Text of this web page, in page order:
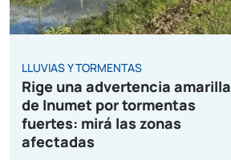
LLUVIAS Y TORMENTAS
Rige una advertencia amarilla
de Inumet por tormentas
fuertes: mirá las zonas
afectadas